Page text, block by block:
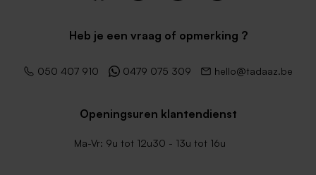
Heb je een vraag of opmerking ?
050 407 910 0479 075 309 hello@tadaaz.be
Openingsuren klantendienst
Ma-Vr: 9u tot 12u30 - 13u tot 16u